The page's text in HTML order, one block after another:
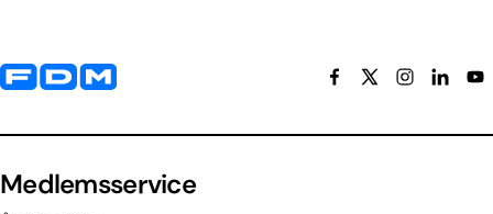
Yderligere information og kontaktoplysninger
Medlemsservice